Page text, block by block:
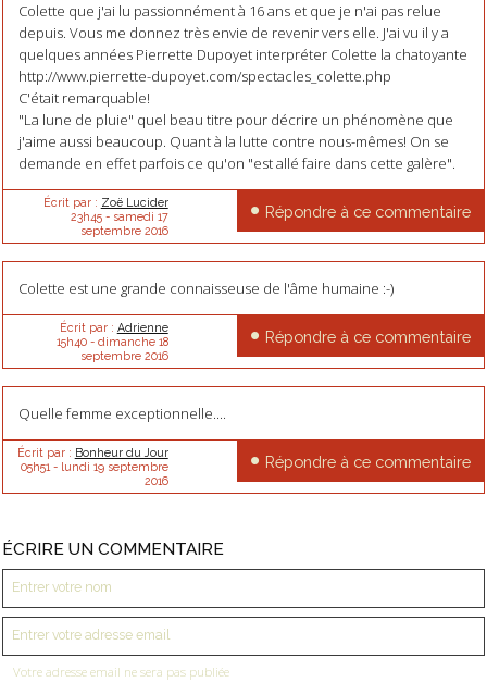
Colette que j'ai lu passionnément à 16 ans et que je n'ai pas relue
depuis. Vous me donnez très envie de revenir vers elle. J'ai vu il y a
quelques années Pierrette Dupoyet interpréter Colette la chatoyante
http://www.pierrette-dupoyet.com/spectacles_colette.php
C'était remarquable!
"La lune de pluie" quel beau titre pour décrire un phénomène que
j'aime aussi beaucoup. Quant à la lutte contre nous-mêmes! On se
demande en effet parfois ce qu'on "est allé faire dans cette galère".
Écrit par : Zoë Lucider
23h45- samedi 17
septembre 2016
Répondre à ce commentaire
Colette est une grande connaisseuse de l'âme humaine :-)
Écrit par : Adrienne
15h40- dimanche 18
septembre 2016
Répondre à ce commentaire
Quelle femme exceptionnelle....
Écrit par : Bonheur du Jour
05h51 - lundi 19 septembre
2016
Répondre à ce commentaire
ÉCRIRE UN COMMENTAIRE
Votre adresse email ne sera pas publiée